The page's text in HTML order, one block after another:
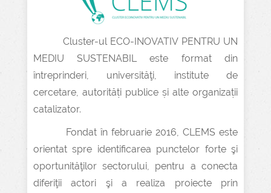
Cluster-ul ECO-INOVATIV PENTRU UN
MEDIU SUSTENABIL este format din
întreprinderi, universităţi, institute de
cercetare, autorități publice și alte organizații
catalizator.
Fondat în februarie 2016, CLEMS este
orientat spre identificarea punctelor forte şi
oportunităţilor sectorului, pentru a conecta
diferiţii actori şi a realiza proiecte prin